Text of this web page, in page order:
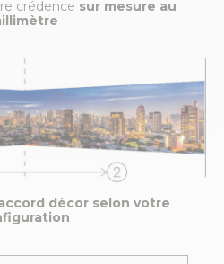
crédence sur mesure au
décor selon votre